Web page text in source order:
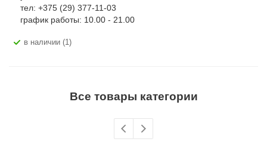
тел: +375 (29) 377-11-03
график работы: 10.00 - 21.00
В наличии (1)
Все товары категории